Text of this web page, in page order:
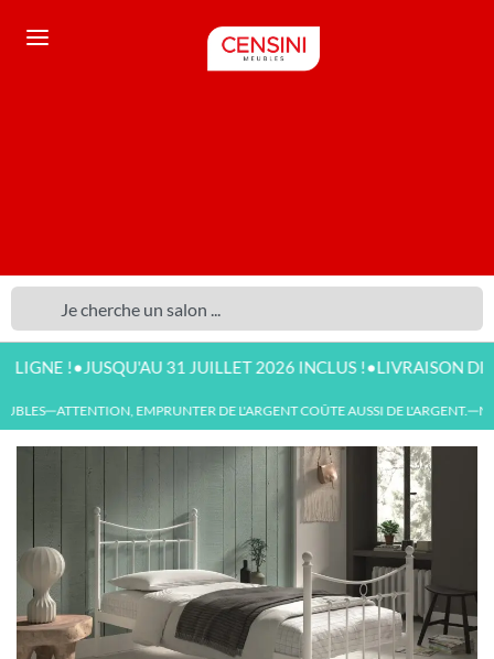
!•JUSQU'AU 31 JUILLET 2026 INCLUS !•LIVRAISON
—ATTENTION, EMPRUNTER DE L'ARGENT COÛTE AUSSI DE L'ARGENT.—